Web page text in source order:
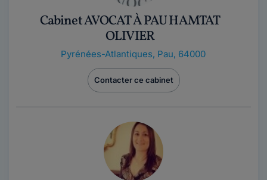
Cabinet AVOCAT À PAU HAMTAT
OLIVIER
Pyrénées-Atlantiques, Pau, 64000
Contacter ce cabinet